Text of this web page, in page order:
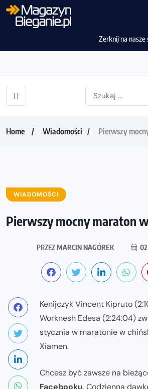
Zerknij na nasze
Home Wiadomości Pierwszy
WIADOMOŚCI
Pierwszy mocny maraton
PRZEZMARCIN NAGÓREK
Kenijczyk Vincent Kipruto
Worknesh Edesa (2:24:04)
stycznia w maratonie w
Xiamen.
Chcesz być zawsze na
Facebooku. Codzienną